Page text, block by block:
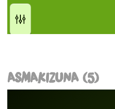
ASMAKIZUNA (5)